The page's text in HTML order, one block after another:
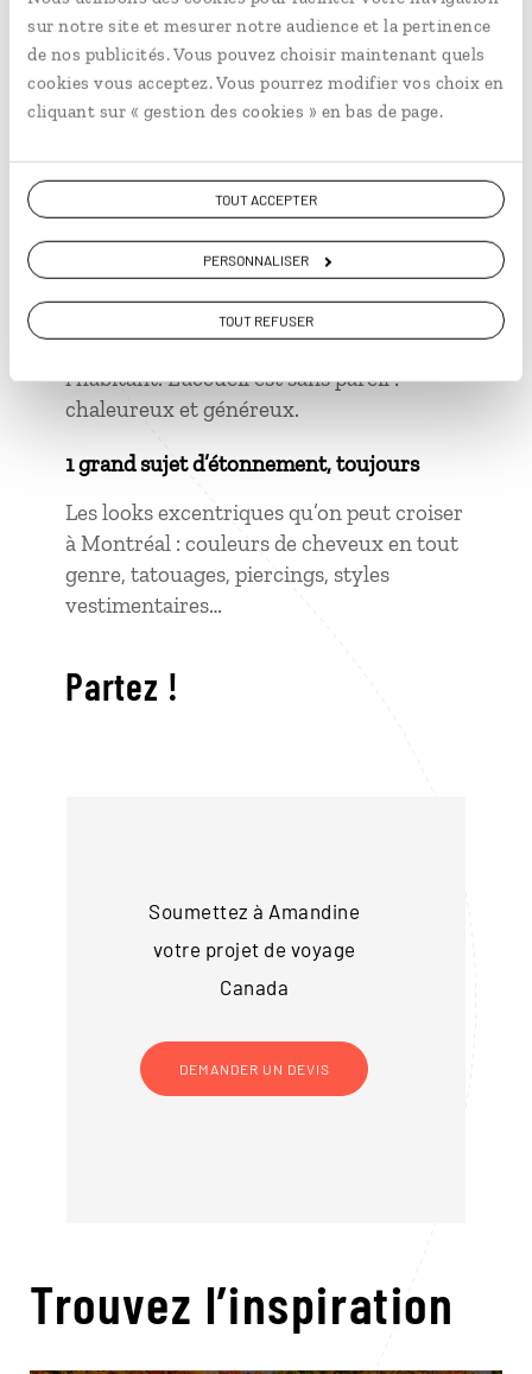
sur notre site et mesurer notre audience et la pertinence
de nos publicités. Vous pouvez choisir maintenant quels
cookies vous acceptez. Vous pourrez modifier vos choix en
cliquant sur « gestion des cookies » en bas de page.
TOUT ACCEPTER
PERSONNALISER
TOUT REFUSER
1 grand moment de solitude
Alors que je travaillais dans une boutique
de vêtements, un client entre et me
camisoles… Il m’a fallu l’aide d’une
collègue pour comprendre quecamisole
en québécois c’est un débardeur !
1 grand moment de béatitude
À chaque fois que je voyage chez
l’habitant. L’accueil est sans pareil :
chaleureux et généreux.
1 grand sujet d’étonnement, toujours
Les looks excentriques qu’on peut croiser
à Montréal : couleurs de cheveux en tout
genre, tatouages, piercings, styles
vestimentaires…
Partez !
Soumettez à Amandine
votre projet de voyage
Canada
DEMANDER UN DEVIS
Trouvez l’inspiration